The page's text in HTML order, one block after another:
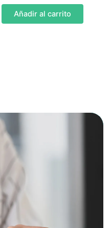
Añadir al carrito